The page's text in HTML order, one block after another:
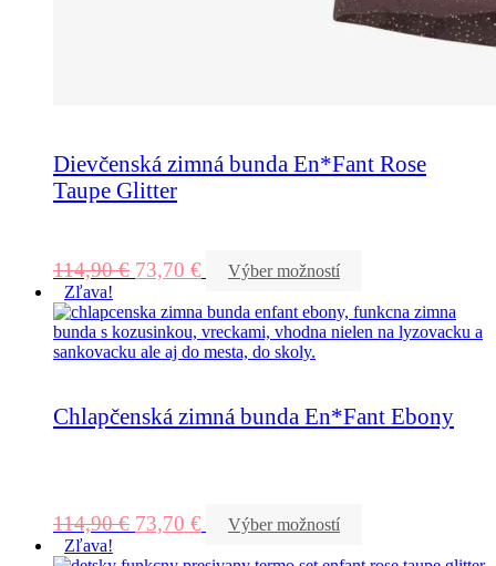
Dievčenská zimná bunda En*Fant Rose
Taupe Glitter
114,90€ 73,70 €
Výber možností
Zľava!
Chlapčenská zimná bunda En*Fant Ebony
114,90€ 73,70 €
Výber možností
Zľava!